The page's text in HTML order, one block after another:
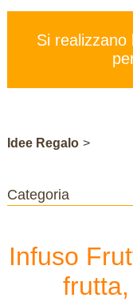
CONTATTI
Si realizzano
Idee Regalo >
Infuso